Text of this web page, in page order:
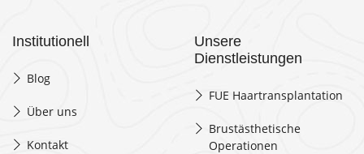
Institutionell
Blog
Über uns
Kontakt
Unsere
Dienstleistungen
FUE Haartransplantation
Brustästhetische
Operationen